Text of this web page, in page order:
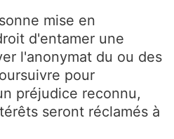
mise en
d'entamer une
l'anonymat du ou des
pour
préjudice reconnu,
seront réclamés à